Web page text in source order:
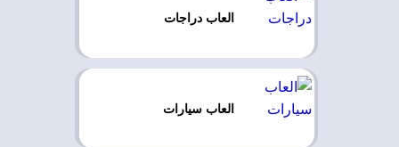
العاب دراجات
العاب سيارات